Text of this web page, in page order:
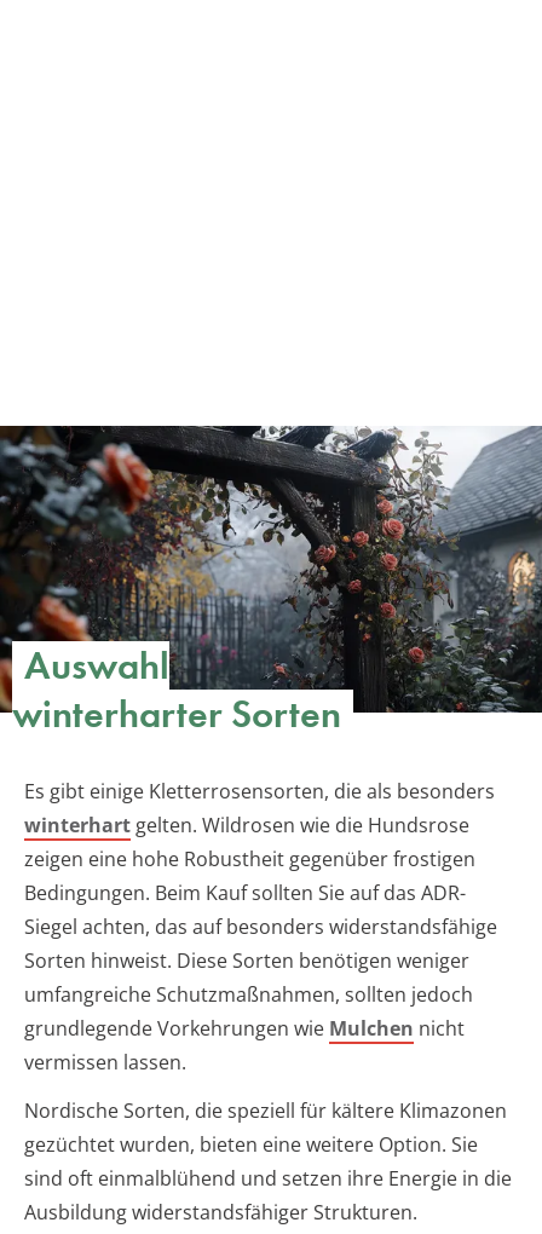
Auswahl
winterharter Sorten
Es gibt einige Kletterrosensorten, die als besonders
winterhart gelten. Wildrosen wie die Hundsrose
zeigen eine hohe Robustheit gegenüber frostigen
Bedingungen. Beim Kauf sollten Sie auf das ADR-
Siegel achten, das auf besonders widerstandsfähige
Sorten hinweist. Diese Sorten benötigen weniger
umfangreiche Schutzmaßnahmen, sollten jedoch
grundlegende Vorkehrungen wie Mulchen nicht
vermissen lassen.
Nordische Sorten, die speziell für kältere Klimazonen
gezüchtet wurden, bieten eine weitere Option. Sie
sind oft einmalblühend und setzen ihre Energie in die
Ausbildung widerstandsfähiger Strukturen.